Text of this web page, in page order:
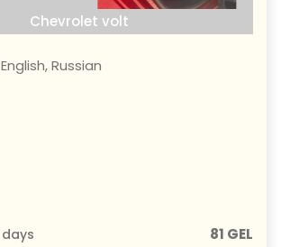
Chevrolet volt
Russian
days 81 GEL